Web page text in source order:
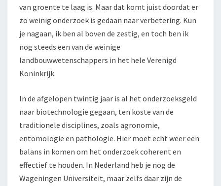
van groente te laag is. Maar dat komt juist doordat er
zo weinig onderzoek is gedaan naar verbetering. Kun
je nagaan, ik ben al boven de zestig, en toch ben ik
nog steeds een van de weinige
landbouwwetenschappers in het hele Verenigd
Koninkrijk.
In de afgelopen twintig jaar is al het onderzoeksgeld
naar biotechnologie gegaan, ten koste van de
traditionele disciplines, zoals agronomie,
entomologie en pathologie. Hier moet echt weer een
balans in komen om het onderzoek coherent en
effectief te houden. In Nederland heb je nog de
Wageningen Universiteit, maar zelfs daar zijn de